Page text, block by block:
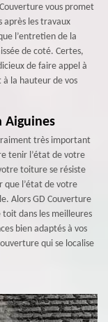
vous promet
après les travaux
l’entretien de la
de coté. Certes,
de faire appel à
la hauteur de vos
Aiguines
très important
tenir l’état de votre
toiture se résiste
que l’état de votre
Alors GD Couverture
dans les meilleures
bien adaptés à vos
qui se localise